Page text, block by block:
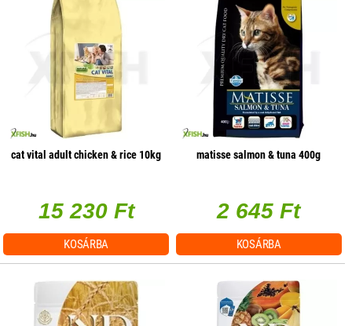
cat vital adult chicken & rice 10kg
15 230 Ft
KOSÁRBA
matisse salmon & tuna 400g
2 645 Ft
KOSÁRBA